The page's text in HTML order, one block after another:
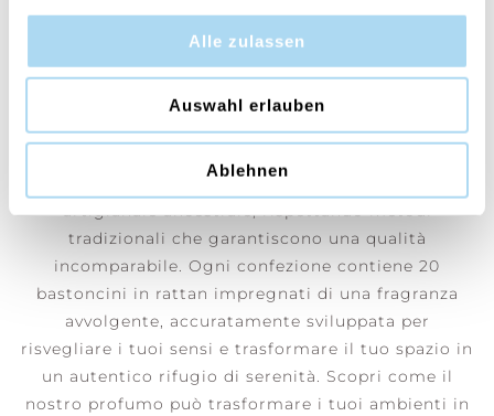
Alle zulassen
Auswahl erlauben
Ablehnen
Blanc Cocoa & Vanilla
Una dolce fragranza che dona un profondo senso di
benessere, serenità e armonia interiore.
artigianale ancestrale, rispettando metodi
tradizionali che garantiscono una qualità
incomparabile. Ogni confezione contiene 20
bastoncini in rattan impregnati di una fragranza
avvolgente, accuratamente sviluppata per
risvegliare i tuoi sensi e trasformare il tuo spazio in
un autentico rifugio di serenità. Scopri come il
nostro profumo può trasformare i tuoi ambienti in